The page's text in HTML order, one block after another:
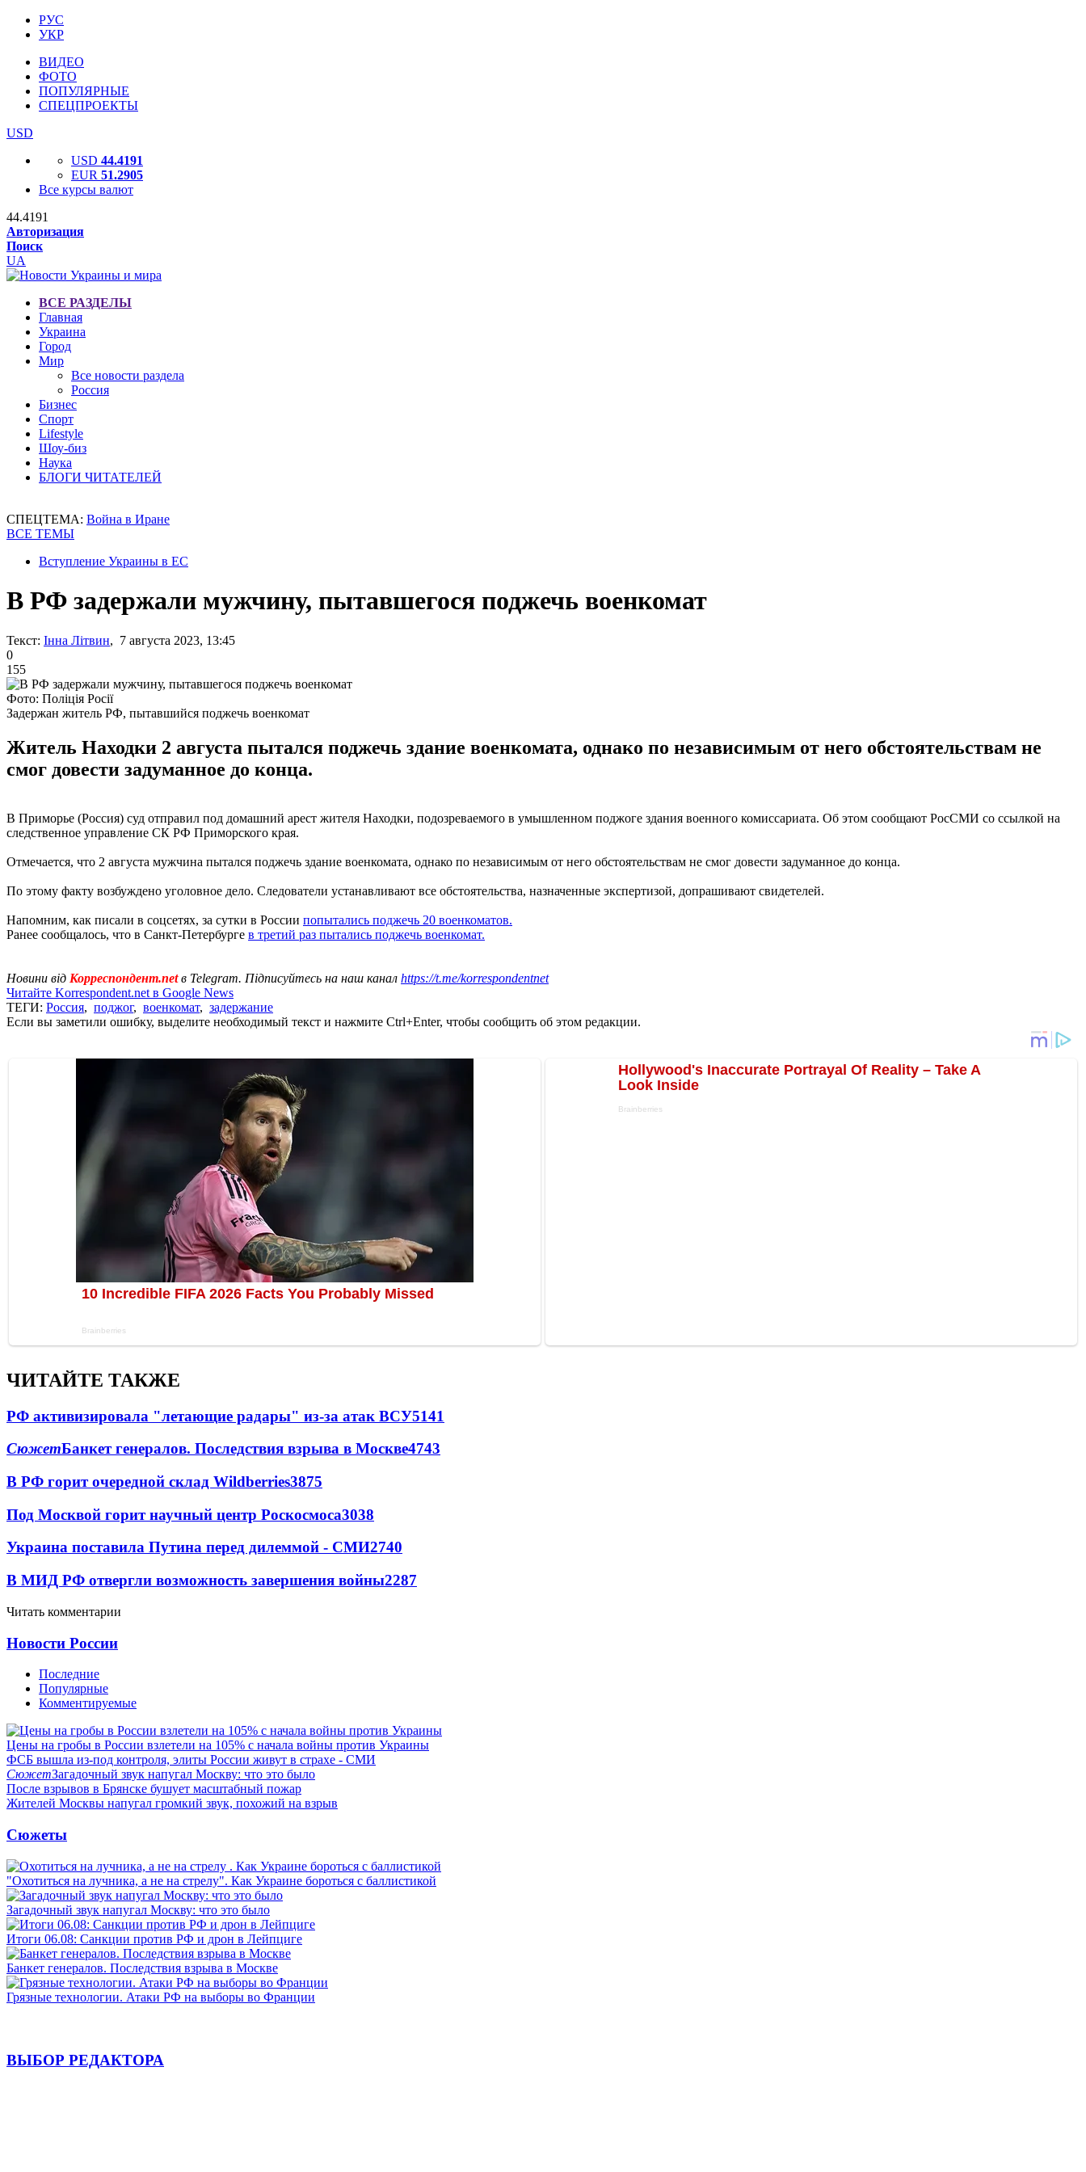
РУС
УКР
ВИДЕО
ФОТО
ПОПУЛЯРНЫЕ
СПЕЦПРОЕКТЫ
USD
USD 44.4191
EUR 51.2905
Все курсы валют
44.4191
Авторизация
Поиск
UA
ВСЕ РАЗДЕЛЫ
Главная
Украина
Город
Мир
Все новости раздела
Россия
Бизнес
Спорт
Lifestyle
Шоу-биз
Наука
БЛОГИ ЧИТАТЕЛЕЙ
СПЕЦТЕМА: Война в Иране
ВСЕ ТЕМЫ
Вступление Украины в ЕС
В РФ задержали мужчину, пытавшегося поджечь военкомат
Текст: Інна Літвин, 7 августа 2023, 13:45
0
155
Фото: Поліція Росії
Задержан житель РФ, пытавшийся поджечь военкомат
Житель Находки 2 августа пытался поджечь здание военкомата, однако по независимым от него обстоятельствам не
смог довести задуманное до конца.
В Приморье (Россия) суд отправил под домашний арест жителя Находки, подозреваемого в умышленном поджоге здания военного комиссариата. Об этом сообщают РосСМИ со ссылкой на
следственное управление СК РФ Приморского края.
Отмечается, что 2 августа мужчина пытался поджечь здание военкомата, однако по независимым от него обстоятельствам не смог довести задуманное до конца.
По этому факту возбуждено уголовное дело. Следователи устанавливают все обстоятельства, назначенные экспертизой, допрашивают свидетелей.
Напомним, как писали в соцсетях, за сутки в России попытались поджечь 20 военкоматов.
Ранее сообщалось, что в Санкт-Петербурге в третий раз пытались поджечь военкомат.
Новини від Корреспондент.netв Telegram. Підписуйтесь на наш канал https://t.me/korrespondentnet
Читайте Korrespondent.net в Google News
ТЕГИ: Россия, поджог, военкомат, задержание
Если вы заметили ошибку, выделите необходимый текст и нажмите Ctrl+Enter, чтобы сообщить об этом редакции.
ЧИТАЙТЕ ТАКЖЕ
РФ активизировала "летающие радары" из-за атак ВСУ5141
СюжетБанкет генералов. Последствия взрыва в Москве4743
В РФ горит очередной склад Wildberries3875
Под Москвой горит научный центр Роскосмоса3038
Украина поставила Путина перед дилеммой - СМИ2740
В МИД РФ отвергли возможность завершения войны2287
Читать комментарии
Новости России
Последние
Популярные
Комментируемые
Цены на гробы в России взлетели на 105% с начала войны против Украины
ФСБ вышла из-под контроля, элиты России живут в страхе - СМИ
СюжетЗагадочный звук напугал Москву: что это было
После взрывов в Брянске бушует масштабный пожар
Жителей Москвы напугал громкий звук, похожий на взрыв
Сюжеты
"Охотиться на лучника, а не на стрелу". Как Украине бороться с баллистикой
Загадочный звук напугал Москву: что это было
Итоги 06.08: Санкции против РФ и дрон в Лейпциге
Банкет генералов. Последствия взрыва в Москве
Грязные технологии. Атаки РФ на выборы во Франции
ВЫБОР РЕДАКТОРА